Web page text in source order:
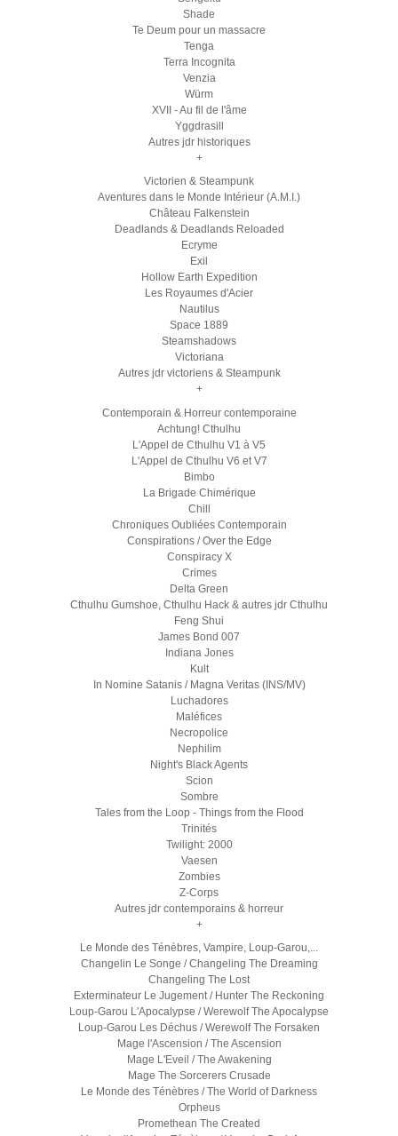
Shade
Te Deum pour un massacre
Tenga
Terra Incognita
Venzia
Würm
XVII - Au fil de l'âme
Yggdrasill
Autres jdr historiques
+
Victorien & Steampunk
Aventures dans le Monde Intérieur (A.M.I.)
Château Falkenstein
Deadlands & Deadlands Reloaded
Ecryme
Exil
Hollow Earth Expedition
Les Royaumes d'Acier
Nautilus
Space 1889
Steamshadows
Victoriana
Autres jdr victoriens & Steampunk
+
Contemporain & Horreur contemporaine
Achtung! Cthulhu
L'Appel de Cthulhu V1 à V5
L'Appel de Cthulhu V6 et V7
Bimbo
La Brigade Chimérique
Chill
Chroniques Oubliées Contemporain
Conspirations / Over the Edge
Conspiracy X
Crimes
Delta Green
Cthulhu Gumshoe, Cthulhu Hack & autres jdr Cthulhu
Feng Shui
James Bond 007
Indiana Jones
Kult
In Nomine Satanis / Magna Veritas (INS/MV)
Luchadores
Maléfices
Necropolice
Nephilim
Night's Black Agents
Scion
Sombre
Tales from the Loop - Things from the Flood
Trinités
Twilight: 2000
Vaesen
Zombies
Z-Corps
Autres jdr contemporains & horreur
+
Le Monde des Ténèbres, Vampire, Loup-Garou,...
Changelin Le Songe / Changeling The Dreaming
Changeling The Lost
Exterminateur Le Jugement / Hunter The Reckoning
Loup-Garou L'Apocalypse / Werewolf The Apocalypse
Loup-Garou Les Déchus / Werewolf The Forsaken
Mage l'Ascension / The Ascension
Mage L'Eveil / The Awakening
Mage The Sorcerers Crusade
Le Monde des Ténèbres / The World of Darkness
Orpheus
Promethean The Created